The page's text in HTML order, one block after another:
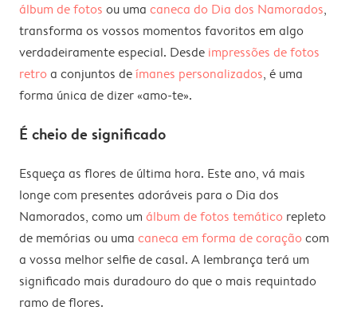
álbum de fotos ou uma caneca do Dia dos Namorados,
transforma os vossos momentos favoritos em algo
verdadeiramente especial. Desde impressões de fotos
retro a conjuntos deímanes personalizados, é uma
forma única de dizer «amo-te».
É cheio de significado
Esqueça as flores de última hora. Este ano, vá mais
longe com presentes adoráveis para o Dia dos
Namorados, como um álbum de fotos temático repleto
de memórias ou uma caneca em forma de coração com
a vossa melhor selfie de casal. A lembrança terá um
significado mais duradouro do que o mais requintado
ramo de flores.